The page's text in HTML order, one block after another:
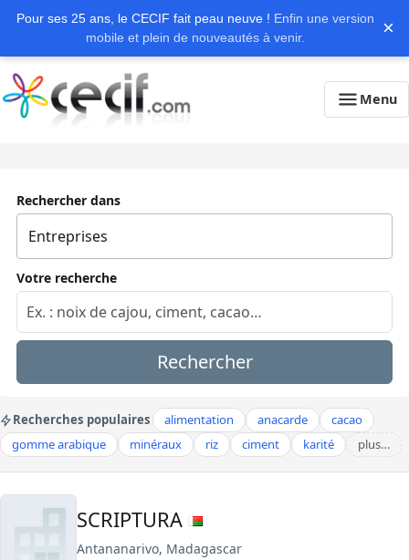
Pour ses 25 ans, le CECIF fait peau neuve ! Enfin une version
mobile et plein de nouveautés à venir.
×
Menu
Rechercher dans
Votre recherche
Rechercher
Recherches populaires alimentation anacarde
cacao
gomme arabique
minéraux riz ciment karité plus…
SCRIPTURA
Antananarivo, Madagascar